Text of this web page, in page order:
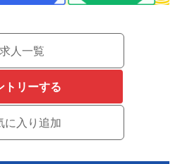
求人一覧
トリーする